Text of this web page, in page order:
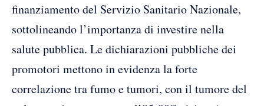
finanziamento del Servizio Sanitario Nazionale,
sottolineando l’importanza di investire nella
salute pubblica. Le dichiarazioni pubbliche dei
promotori mettono in evidenza la forte
correlazione tra fumo e tumori, con il tumore del